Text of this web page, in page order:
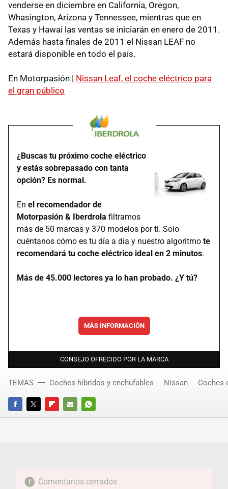
venderse en diciembre en California, Oregon,
Whasington, Arizona y Tennessee, mientras que en
Texas y Hawai las ventas se iniciarán en enero de 2011.
Además hasta finales de 2011 el Nissan LEAF no
estará disponible en todo el país.
En Motorpasión | Nissan Leaf, el coche eléctrico para
el gran público
¿Buscas tu próximo coche eléctrico
y estás sobrepasado con tanta
opción? Es normal.
En el recomendador de
Motorpasión & Iberdrola filtramos
más de 50 marcas y 370 modelos por ti. Solo
cuéntanos cómo es tu día a día y nuestro algoritmo te
recomendará tu coche eléctrico ideal en 2 minutos.
Más de 45.000 lectores ya lo han probado. ¿Y tú?
MÁS INFORMACIÓN
CONSEJO OFRECIDO POR LA MARCA
FACEBOOKTWITTERFLIPBOARD
E-
WHATSAPP
TEMAS Coches híbridos y enchufables Nissan Coches
Comentarios cerrados